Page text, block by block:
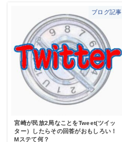
ブログ記事
宮崎が民放2局なことをTweet(ツイッ
ター）したらその回答がおもしろい！
Mステて何？